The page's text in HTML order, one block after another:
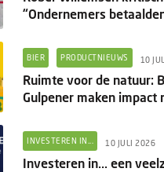
“Ondernemers
BIER PRODUCTNIEUWS 10
Ruimte voor de natuur:
Gulpener maken impact
INVESTEREN IN... 10 JULI 2026
Investeren in... een